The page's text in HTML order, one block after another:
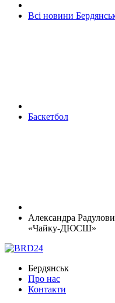
Всі новини
Баскетбол
Александра
«Чайку-ДЮСШ»
Бердянськ
Про нас
Контакти